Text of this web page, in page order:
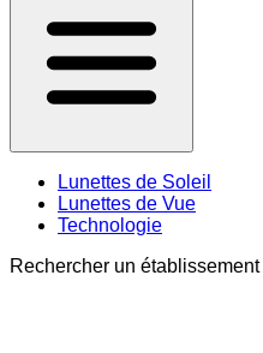
Lunettes de Soleil
Lunettes de Vue
Technologie
Rechercher un établissement